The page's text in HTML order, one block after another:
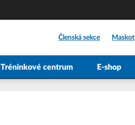
Členská sekce Maskot
Tréninkové centrum E-shop